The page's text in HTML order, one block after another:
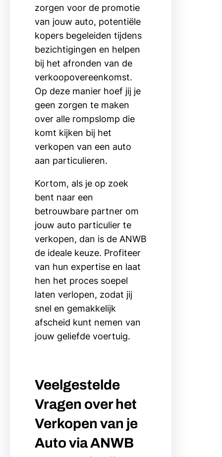
zorgen voor de promotie
van jouw auto, potentiële
kopers begeleiden tijdens
bezichtigingen en helpen
bij het afronden van de
verkoopovereenkomst.
Op deze manier hoef jij je
geen zorgen te maken
over alle rompslomp die
komt kijken bij het
verkopen van een auto
aan particulieren.
Kortom, als je op zoek
bent naar een
betrouwbare partner om
jouw auto particulier te
verkopen, dan is de ANWB
de ideale keuze. Profiteer
van hun expertise en laat
hen het proces soepel
laten verlopen, zodat jij
snel en gemakkelijk
afscheid kunt nemen van
jouw geliefde voertuig.
Veelgestelde
Vragen over het
Verkopen van je
Auto via ANWB